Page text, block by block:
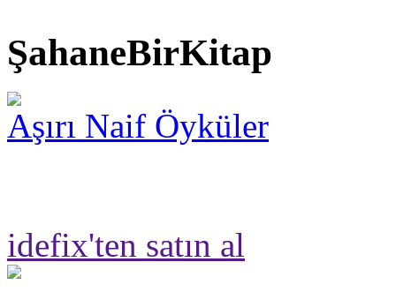
ŞahaneBirKitap
Aşırı Naif Öyküler
idefix'ten satın al